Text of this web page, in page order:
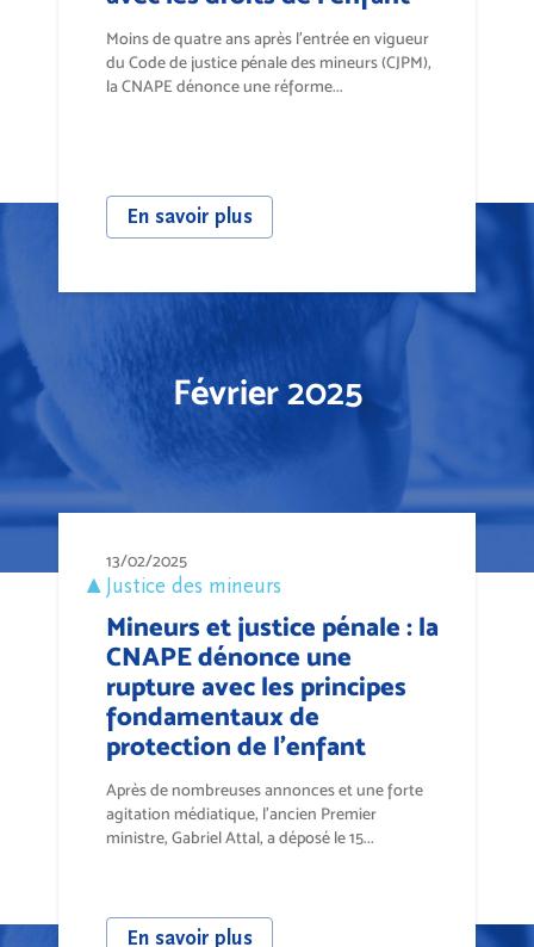
Moins de quatre ans après l’entrée en vigueur
du Code de justice pénale des mineurs (CJPM),
la CNAPE dénonce une réforme...
En savoir plus
Février 2025
13/02/2025
Justice des mineurs
Mineurs et justice pénale : la
CNAPE dénonce une
rupture avec les principes
fondamentaux de
protection de l’enfant
Après de nombreuses annonces et une forte
agitation médiatique, l’ancien Premier
ministre, Gabriel Attal, a déposé le 15...
En savoir plus